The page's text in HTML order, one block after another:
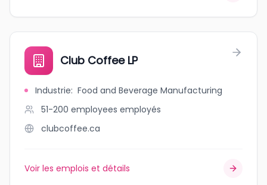
Club Coffee LP
Industrie: Food and Beverage Manufacturing
51-200 employees employés
clubcoffee.ca
Voir les emplois et détails